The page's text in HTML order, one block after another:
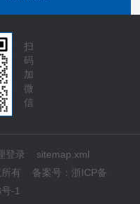
扫
码
加
微
信
登录
sitemap.xml
有 备案号：浙ICP备
-1